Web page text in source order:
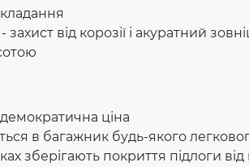
від корозії і акуратний
ціна
в багажник будь-якого
зберігають покриття підлоги